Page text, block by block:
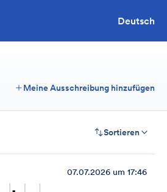
Deutsch
Meine Ausschreibung hinzufügen
Sortieren
07.07.2026 um 17:46